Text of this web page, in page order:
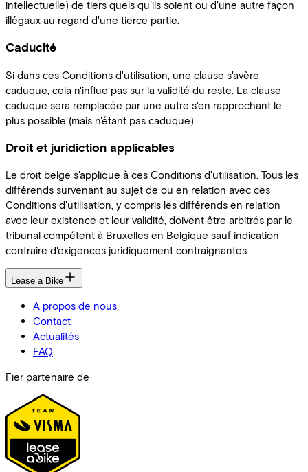
intellectuelle) de tiers quels qu'ils soient ou d'une autre façon
illégaux au regard d'une tierce partie.
Caducité
Si dans ces Conditions d'utilisation, une clause s'avère
caduque, cela n'influe pas sur la validité du reste. La clause
caduque sera remplacée par une autre s'en rapprochant le
plus possible (mais n'étant pas caduque).
Droit et juridiction applicables
Le droit belge s'applique à ces Conditions d'utilisation. Tous les
différends survenant au sujet de ou en relation avec ces
Conditions d'utilisation, y compris les différends en relation
avec leur existence et leur validité, doivent être arbitrés par le
tribunal compétent à Bruxelles en Belgique sauf indication
contraire d'exigences juridiquement contraignantes.
Lease a Bike
A propos de nous
Contact
Actualités
FAQ
Fier partenaire de